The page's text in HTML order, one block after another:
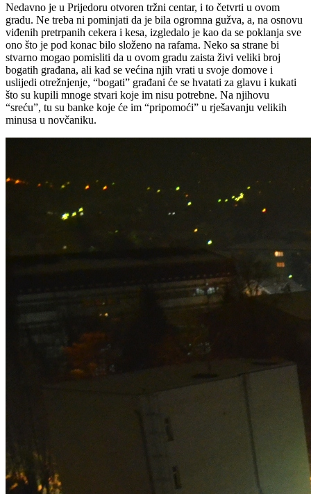
Nedavno je u Prijedoru otvoren tržni centar, i to četvrti u ovom
gradu. Ne treba ni pominjati da je bila ogromna gužva, a, na osnovu
viđenih pretrpanih cekera i kesa, izgledalo je kao da se poklanja sve
ono što je pod konac bilo složeno na rafama. Neko sa strane bi
stvarno mogao pomisliti da u ovom gradu zaista živi veliki broj
bogatih građana, ali kad se većina njih vrati u svoje domove i
uslijedi otrežnjenje, “bogati” građani će se hvatati za glavu i kukati
što su kupili mnoge stvari koje im nisu potrebne. Na njihovu
“sreću”, tu su banke koje će im “pripomoći” u rješavanju velikih
minusa u novčaniku.